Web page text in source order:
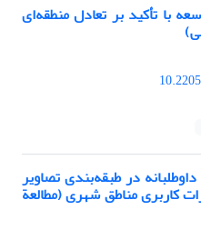
با تأکید بر تعادل منطقه‌ای
داوطلبانه در طبقه‌بندی تصاویر
کاربری مناطق شهری (مطالعة